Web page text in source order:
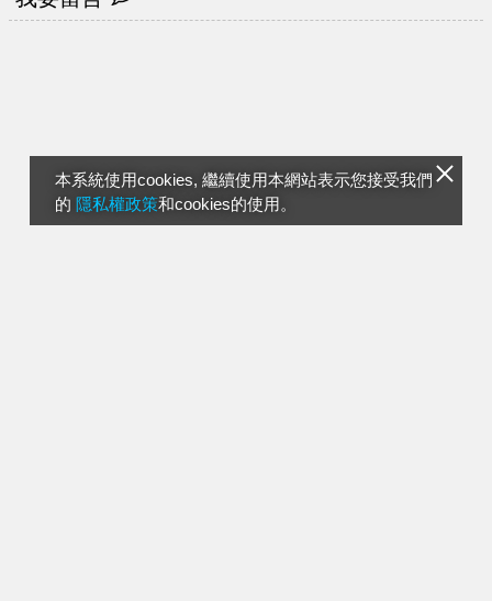
本系統使用cookies, 繼續使用本網站表示您接受我們
的 隱私權政策和cookies的使用。